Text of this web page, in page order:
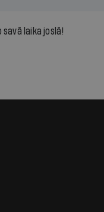
savā laika joslā!